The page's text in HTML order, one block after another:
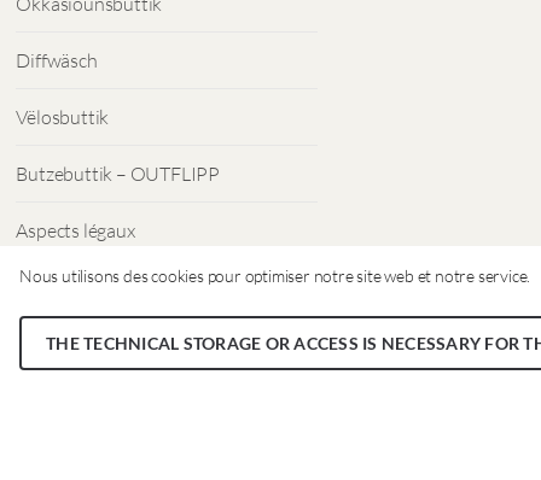
Nous utilisons des cookies pour optimiser notre site web et notre service.
THE TECHNICAL STORAGE OR ACCESS IS NECESSARY FOR
Diffwäsch
Vëlosbuttik
Butzebuttik – OUTFLIPP
Aspects légaux
Protection des données